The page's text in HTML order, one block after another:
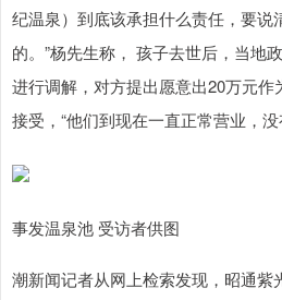
纪温泉）到底该承担什么责任，要说
的。”杨先生称， 孩子去世后，当地
进行调解，对方提出愿意出20万元
接受，“他们到现在一直正常营业，没
事发温泉池 受访者供图
潮新闻记者从网上检索发现，昭通紫